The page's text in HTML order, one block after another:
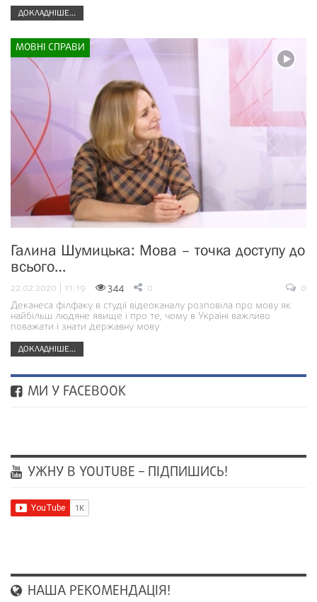
ДОКЛАДНІШЕ...
МОВНІ СПРАВИ
Галина Шумицька: Мова – точка доступу до
всього…
22.02.2020 | 11:19 344 0
0
Деканеса філфаку в студії відеоканалу розповіла про мову як
найбільш людяне явище і про те, чому в Україні важливо
поважати і знати державну мову
ДОКЛАДНІШЕ...
МИ У FACEBOOK
УЖНУ В YOUTUBE – ПІДПИШИСЬ!
НАША РЕКОМЕНДАЦІЯ!